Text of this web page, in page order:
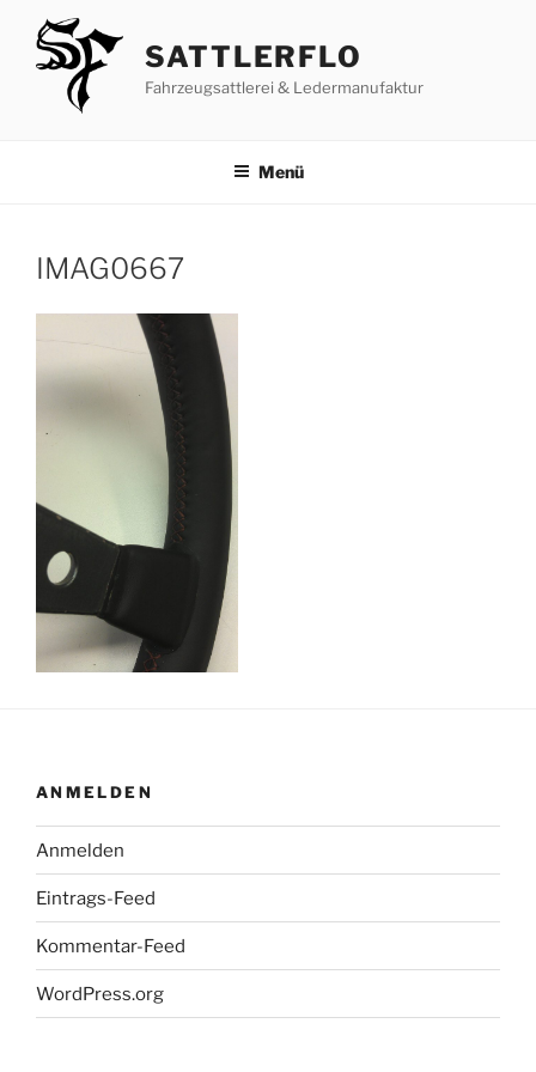
Inhalt
springen
SATTLERFLO
Fahrzeugsattlerei & Ledermanufaktur
Menü
IMAG0667
ANMELDEN
Anmelden
Eintrags-Feed
Kommentar-Feed
WordPress.org